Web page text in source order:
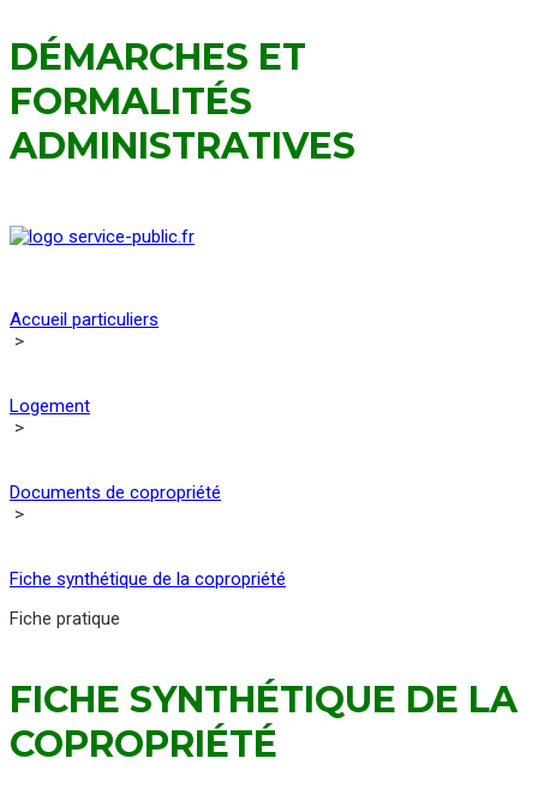
DÉMARCHES ET
FORMALITÉS
ADMINISTRATIVES
Accueil particuliers
>
Logement
>
Documents de copropriété
>
Fiche synthétique de la copropriété
Fiche pratique
FICHE SYNTHÉTIQUE DE LA
COPROPRIÉTÉ